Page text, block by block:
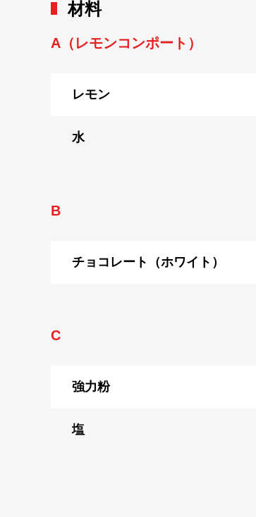
材料
A（レモンコンポート）
レモン
水
B
チョコレート（ホワイト）
C
強力粉
塩